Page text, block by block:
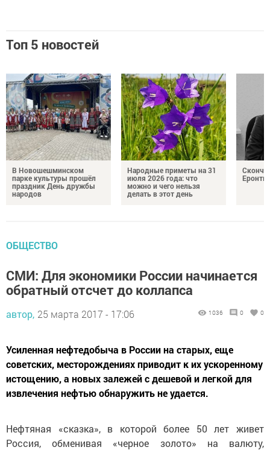
Топ 5 новостей
В Новошешминском
парке культуры прошёл
праздник День дружбы
народов
Народные приметы на 31
июля 2026 года: что
можно и чего нельзя
делать в этот день
ОБЩЕСТВО
СМИ: Для экономики России начинается
обратный отсчет до коллапса
автор, 25 марта 2017 - 17:06 1036 0 0
Усиленная нефтедобыча в России на старых, еще
советских, месторождениях приводит к их ускоренному
истощению, а новых залежей с дешевой и легкой для
извлечения нефтью обнаружить не удается.
Нефтяная «сказка», в которой более 50 лет живет
Россия, обменивая «черное золото» на валюту,